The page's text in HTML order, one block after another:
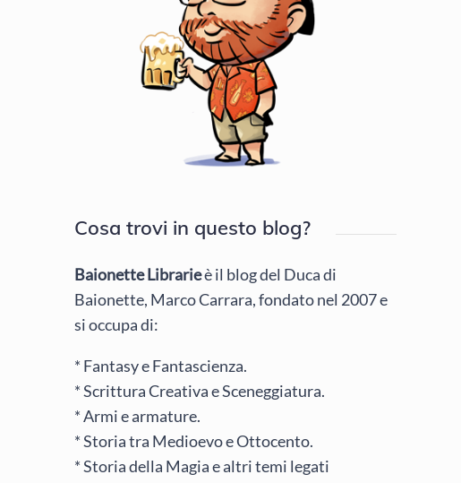
Cosa trovi in questo blog?
Baionette Librarieè il blog del Duca di
Baionette, Marco Carrara, fondato nel 2007 e
si occupa di:
* Fantasy e Fantascienza.
* Scrittura Creativa e Sceneggiatura.
* Armi e armature.
* Storia tra Medioevo e Ottocento.
* Storia della Magia e altri temi legati